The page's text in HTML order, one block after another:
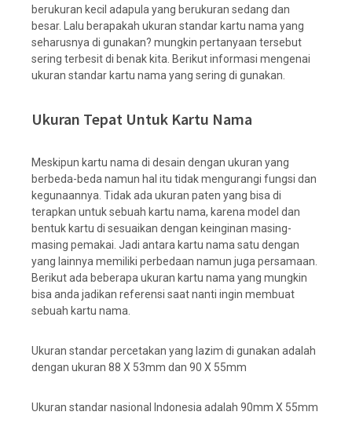
berukuran kecil adapula yang berukuran sedang dan
besar. Lalu berapakah ukuran standar kartu nama yang
seharusnya di gunakan? mungkin pertanyaan tersebut
sering terbesit di benak kita. Berikut informasi mengenai
ukuran standar kartu nama yang sering di gunakan.
Ukuran Tepat Untuk Kartu Nama
Meskipun kartu nama di desain dengan ukuran yang
berbeda-beda namun hal itu tidak mengurangi fungsi dan
kegunaannya. Tidak ada ukuran paten yang bisa di
terapkan untuk sebuah kartu nama, karena model dan
bentuk kartu di sesuaikan dengan keinginan masing-
masing pemakai. Jadi antara kartu nama satu dengan
yang lainnya memiliki perbedaan namun juga persamaan.
Berikut ada beberapa ukuran kartu nama yang mungkin
bisa anda jadikan referensi saat nanti ingin membuat
sebuah kartu nama.
Ukuran standar percetakan yang lazim di gunakan adalah
dengan ukuran 88 X 53mm dan 90 X 55mm
Ukuran standar nasional Indonesia adalah 90mm X 55mm